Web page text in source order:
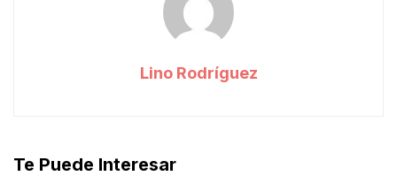
Lino Rodríguez
Te Puede Interesar